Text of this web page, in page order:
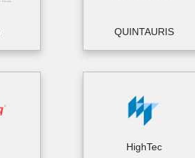
QUINTAURIS
HighTec